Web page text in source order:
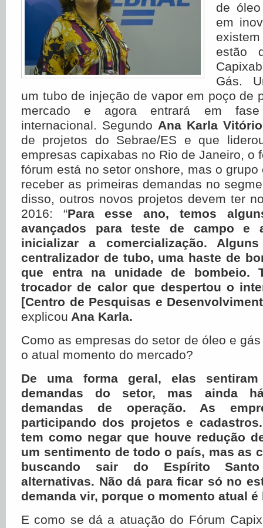
de
em
estão
Gás.
um tubo de injeção de vapor em poço de
mercado e agora entrará em fase
internacional. Segundo Ana Karla
de projetos do Sebrae/ES e que
empresas capixabas no Rio de Janeiro, o
fórum está no setor onshore, mas o
receber as primeiras demandas no
disso, outros novos projetos devem ter
2016: “Para esse ano, temos
avançados para teste de campo e
inicializar a comercialização.
centralizador de tubo, uma haste de
que entra na unidade de bombeio.
trocador de calor que despertou o
[Centro de Pesquisas e
explicou Ana Karla.
Como as empresas do setor de óleo e
o atual momento do mercado?
De uma forma geral, elas
demandas do setor, mas ainda
demandas de operação. As
participando dos projetos e
tem como negar que houve redução
um sentimento de todo o país, mas as
buscando sair do Espírito
alternativas. Não dá para ficar só no
demanda vir, porque o momento atual
E como se dá a atuação do Fórum